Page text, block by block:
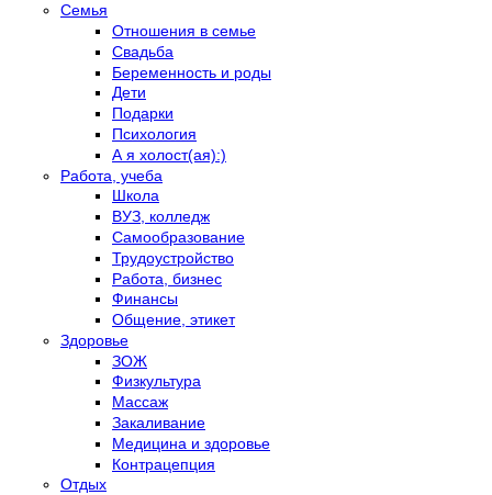
Семья
Отношения в семье
Свадьба
Беременность и роды
Дети
Подарки
Психология
А я холост(ая):)
Работа, учеба
Школа
ВУЗ, колледж
Самообразование
Трудоустройство
Работа, бизнес
Финансы
Общение, этикет
Здоровье
ЗОЖ
Физкультура
Массаж
Закаливание
Медицина и здоровье
Контрацепция
Отдых